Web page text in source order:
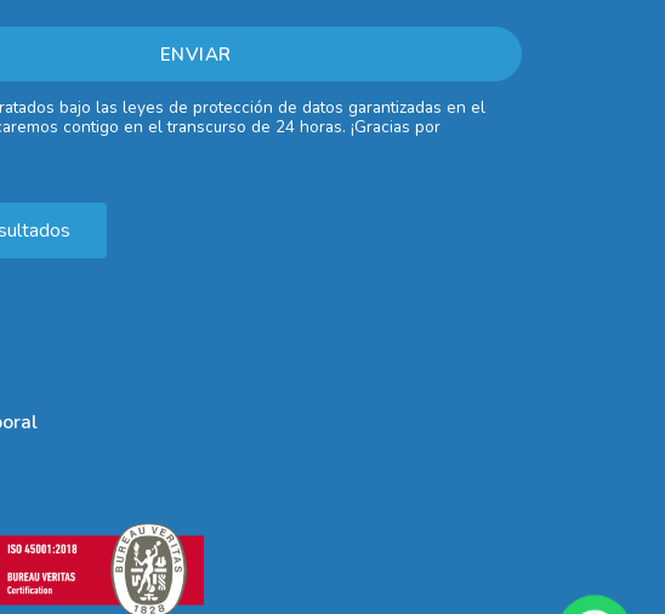
bajo las leyes de protección de datos garantizadas en el
contigo en el transcurso de 24 horas. ¡Gracias por